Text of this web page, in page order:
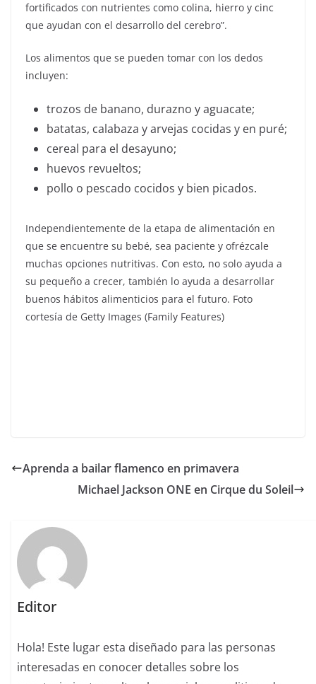
fortificados con nutrientes como colina, hierro y cinc
que ayudan con el desarrollo del cerebro”.
Los alimentos que se pueden tomar con los dedos
incluyen:
trozos de banano, durazno y aguacate;
batatas, calabaza y arvejas cocidas y en puré;
cereal para el desayuno;
huevos revueltos;
pollo o pescado cocidos y bien picados.
Independientemente de la etapa de alimentación en
que se encuentre su bebé, sea paciente y ofrézcale
muchas opciones nutritivas. Con esto, no solo ayuda a
su pequeño a crecer, también lo ayuda a desarrollar
buenos hábitos alimenticios para el futuro. Foto
cortesía de Getty Images (Family Features)
Aprenda a bailar flamenco en primavera
Michael Jackson ONE en Cirque du Soleil
Editor
Hola! Este lugar esta diseñado para las personas
interesadas en conocer detalles sobre los